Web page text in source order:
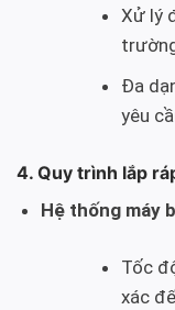
Xử lý
Đa
yêu
4. Quy trình lắp
Hệ thống máy
Tốc
xác